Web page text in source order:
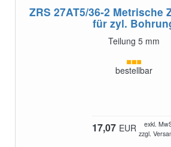
ZRS 27AT5/36-2 Metrische
für zyl.
Teilung 5 mm
bestellbar
17,07 EUR
exkl.
zzgl.